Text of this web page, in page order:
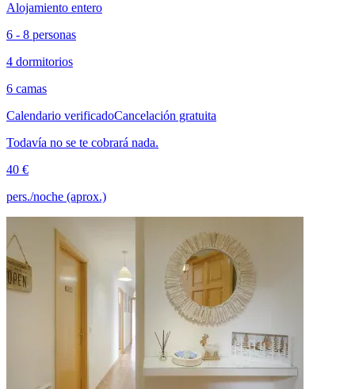
Alojamiento entero
6 - 8 personas
4 dormitorios
6 camas
Calendario verificadoCancelación gratuita
Todavía no se te cobrará nada.
40 €
pers./noche (aprox.)